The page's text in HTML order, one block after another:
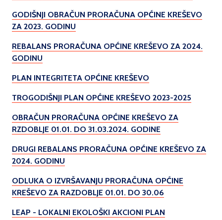
GODIŠNJI OBRAČUN PRORAČUNA OPĆINE KREŠEVO
ZA 2023. GODINU
REBALANS PRORAČUNA OPĆINE KREŠEVO ZA 2024.
GODINU
PLAN INTEGRITETA OPĆINE KREŠEVO
TROGODIŠNJI PLAN OPĆINE KREŠEVO 2023-2025
OBRAČUN PRORAČUNA OPĆINE KREŠEVO ZA
RZDOBLJE 01.01. DO 31.03.2024. GODINE
DRUGI REBALANS PRORAČUNA OPĆINE KREŠEVO ZA
2024. GODINU
ODLUKA O IZVRŠAVANJU PRORAČUNA OPĆINE
KREŠEVO ZA RAZDOBLJE 01.01. DO 30.06
LEAP - LOKALNI EKOLOŠKI AKCIONI PLAN